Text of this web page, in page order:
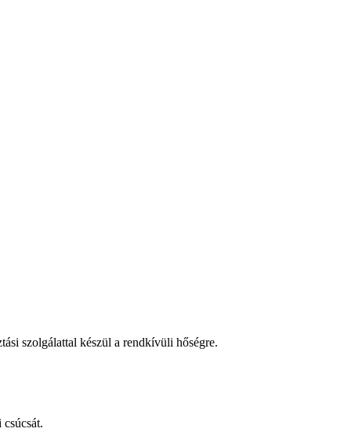
szolgálattal készül a rendkívüli hőségre.